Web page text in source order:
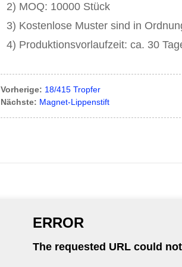
2) MOQ: 10000 Stück
3) Kostenlose Muster sind in
4) Produktionsvorlaufzeit: ca. 30
Vorherige: 18/415 Tropfer
Nächste: Magnet-Lippenstift